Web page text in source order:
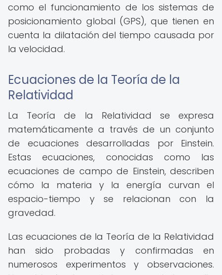
como el funcionamiento de los sistemas de
posicionamiento global (GPS), que tienen en
cuenta la dilatación del tiempo causada por
la velocidad.
Ecuaciones de la Teoría de la
Relatividad
La Teoría de la Relatividad se expresa
matemáticamente a través de un conjunto
de ecuaciones desarrolladas por Einstein.
Estas ecuaciones, conocidas como las
ecuaciones de campo de Einstein, describen
cómo la materia y la energía curvan el
espacio-tiempo y se relacionan con la
gravedad.
Las ecuaciones de la Teoría de la Relatividad
han sido probadas y confirmadas en
numerosos experimentos y observaciones.